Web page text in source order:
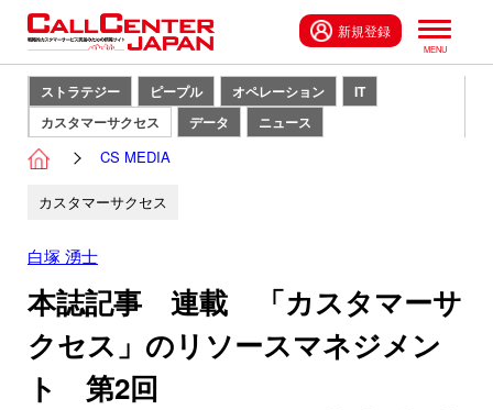
新規登録
ストラテジー ピープル オペレーション
IT
カスタマーサクセス
データ ニュース
CS MEDIA
カスタマーサクセス
白塚 湧士
本誌記事 連載 「カスタマーサ
クセス」のリソースマネジメン
ト 第2回